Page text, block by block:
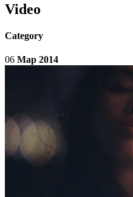
Video
Category
06 Мар 2014